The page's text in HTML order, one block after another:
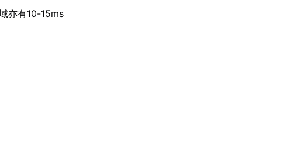
亦有10-15ms